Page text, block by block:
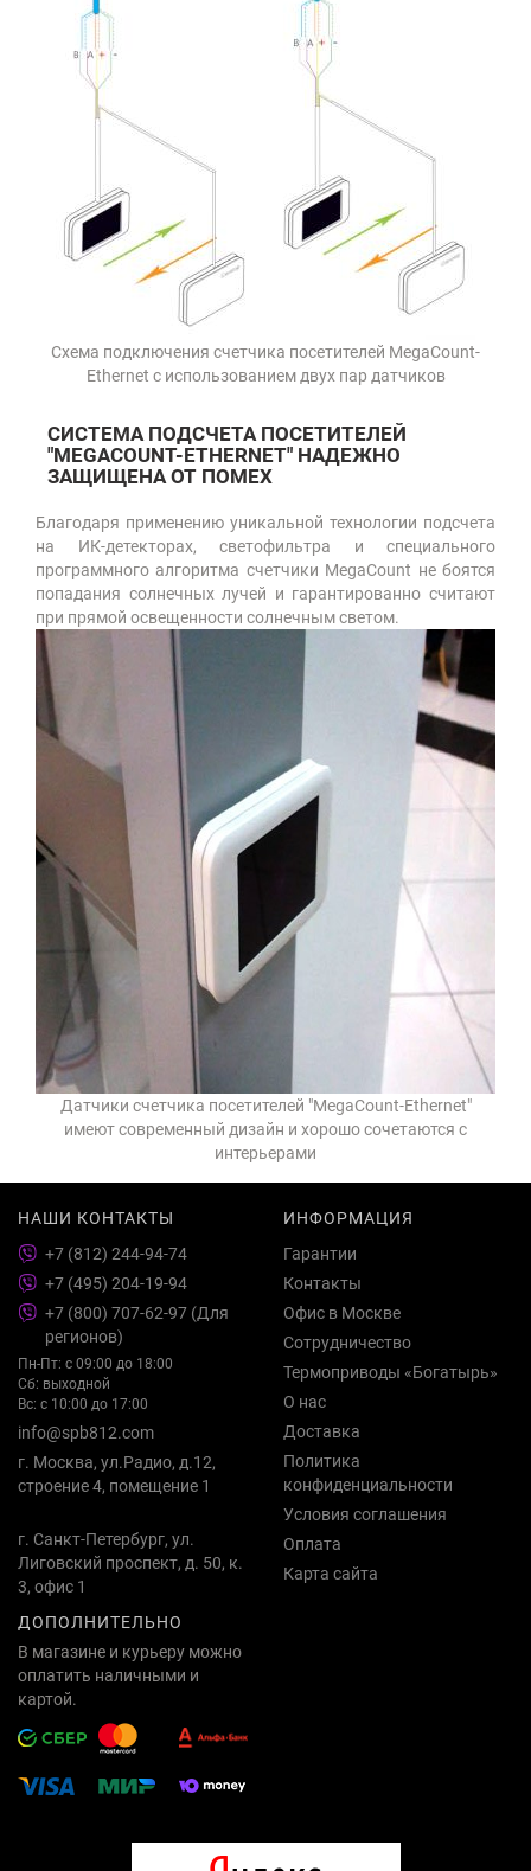
Схема подключения счетчика посетителей MegaCount-
Ethernet с использованием двух пар датчиков
СИСТЕМА ПОДСЧЕТА ПОСЕТИТЕЛЕЙ
"MEGACOUNT-ETHERNET" НАДЕЖНО
ЗАЩИЩЕНА ОТ ПОМЕХ
Благодаря применению уникальной технологии подсчета
на ИК-детекторах, светофильтра и специального
программного алгоритма счетчики MegaCount не боятся
попадания солнечных лучей и гарантированно считают
при прямой освещенности солнечным светом.
Датчики счетчика посетителей "MegaCount-Ethernet"
имеют современный дизайн и хорошо сочетаются с
интерьерами
НАШИ КОНТАКТЫ
+7 (812) 244-94-74
+7 (495) 204-19-94
+7 (800) 707-62-97 (Для
регионов)
Пн-Пт: с 09:00 до 18:00
Сб: выходной
Вс: с 10:00 до 17:00
info@spb812.com
г. Москва, ул.Радио, д.12,
строение 4, помещение 1
г. Санкт-Петербург, ул.
Лиговский проспект, д. 50, к.
3, офис 1
ИНФОРМАЦИЯ
Гарантии
Контакты
Офис в Москве
Сотрудничество
Термоприводы «Богатырь»
О нас
Доставка
Политика
конфиденциальности
Условия соглашения
Оплата
Карта сайта
ДОПОЛНИТЕЛЬНО
В магазине и курьеру можно
оплатить наличными и
картой.